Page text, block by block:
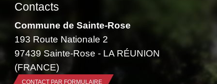
Contacts
Commune de Sainte-Rose
193 Route Nationale 2
97439 Sainte-Rose - LA RÉUNION
(FRANCE)
CONTACT PAR FORMULAIRE